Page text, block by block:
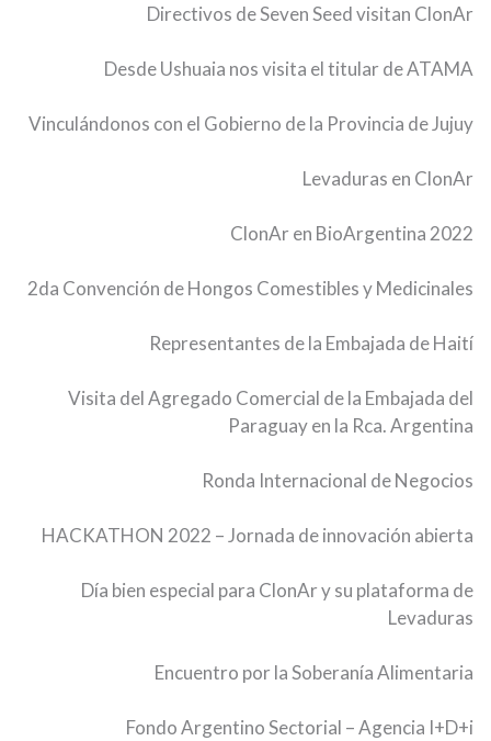
Directivos de Seven Seed visitan ClonAr
Desde Ushuaia nos visita el titular de ATAMA
Vinculándonos con el Gobierno de la Provincia de Jujuy
Levaduras en ClonAr
ClonAr en BioArgentina 2022
2da Convención de Hongos Comestibles y Medicinales
Representantes de la Embajada de Haití
Visita del Agregado Comercial de la Embajada del
Paraguay en la Rca. Argentina
Ronda Internacional de Negocios
HACKATHON 2022 – Jornada de innovación abierta
Día bien especial para ClonAr y su plataforma de
Levaduras
Encuentro por la Soberanía Alimentaria
Fondo Argentino Sectorial – Agencia I+D+i